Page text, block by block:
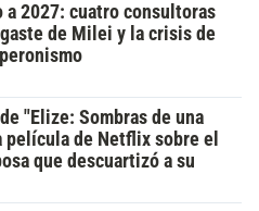
a 2027: cuatro consultoras
de Milei y la crisis de
"Elize: Sombras de una
película de Netflix sobre el
que descuartizó a su